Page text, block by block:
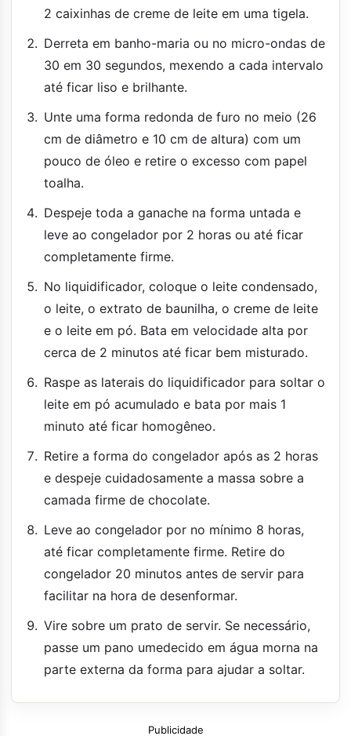
2 caixinhas de creme de leite em uma tigela.
Derreta em banho-maria ou no micro-ondas de
30 em 30 segundos, mexendo a cada intervalo
até ficar liso e brilhante.
Unte uma forma redonda de furo no meio (26
cm de diâmetro e 10 cm de altura) com um
pouco de óleo e retire o excesso com papel
toalha.
Despeje toda a ganache na forma untada e
leve ao congelador por 2 horas ou até ficar
completamente firme.
No liquidificador, coloque o leite condensado,
o leite, o extrato de baunilha, o creme de leite
e o leite em pó. Bata em velocidade alta por
cerca de 2 minutos até ficar bem misturado.
Raspe as laterais do liquidificador para soltar o
leite em pó acumulado e bata por mais 1
minuto até ficar homogêneo.
Retire a forma do congelador após as 2 horas
e despeje cuidadosamente a massa sobre a
camada firme de chocolate.
Leve ao congelador por no mínimo 8 horas,
até ficar completamente firme. Retire do
congelador 20 minutos antes de servir para
facilitar na hora de desenformar.
Vire sobre um prato de servir. Se necessário,
passe um pano umedecido em água morna na
parte externa da forma para ajudar a soltar.
Publicidade